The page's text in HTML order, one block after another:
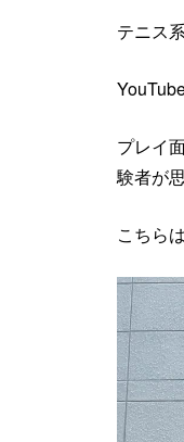
テニス
プレイ
験者が
こちら